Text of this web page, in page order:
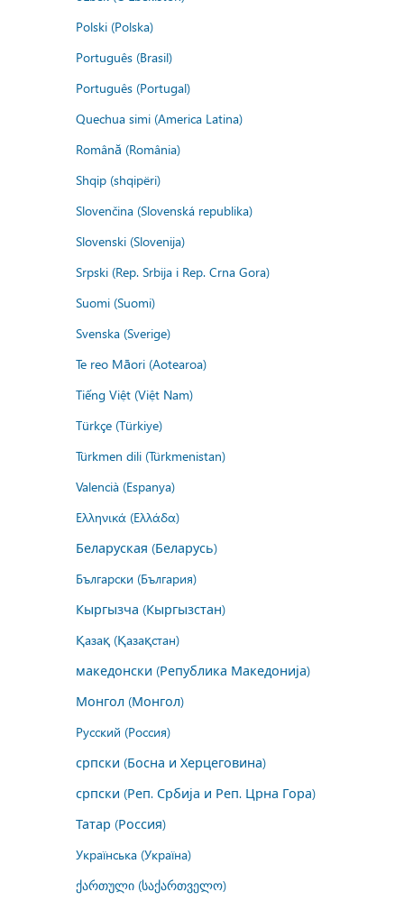
Polski (Polska)
Português (Brasil)
Português (Portugal)
Quechua simi (America Latina)
Română (România)
Shqip (shqipëri)
Slovenčina (Slovenská republika)
Slovenski (Slovenija)
Srpski (Rep. Srbija i Rep. Crna Gora)
Suomi (Suomi)
Svenska (Sverige)
Te reo Māori (Aotearoa)
Tiếng Việt (Việt Nam)
Türkçe (Türkiye)
Türkmen dili (Türkmenistan)
Valencià (Espanya)
Ελληνικά (Ελλάδα)
Беларуская (Беларусь)
Български (България)
Кыргызча (Кыргызстан)
Қазақ (Қазақстан)
македонски (Република Македонија)
Монгол (Монгол)
Русский (Россия)
српски (Босна и Херцеговина)
српски (Реп. Србија и Реп. Црна Гора)
Татар (Россия)
Українська (Україна)
ქართული (საქართველო)